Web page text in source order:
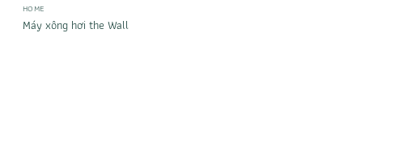
HOME
Máy xông hơi the Wall